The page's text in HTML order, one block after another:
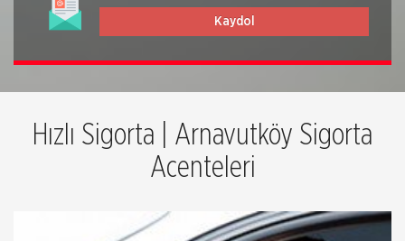
Kaydol
Hızlı Sigorta | Arnavutköy Sigorta
Acenteleri